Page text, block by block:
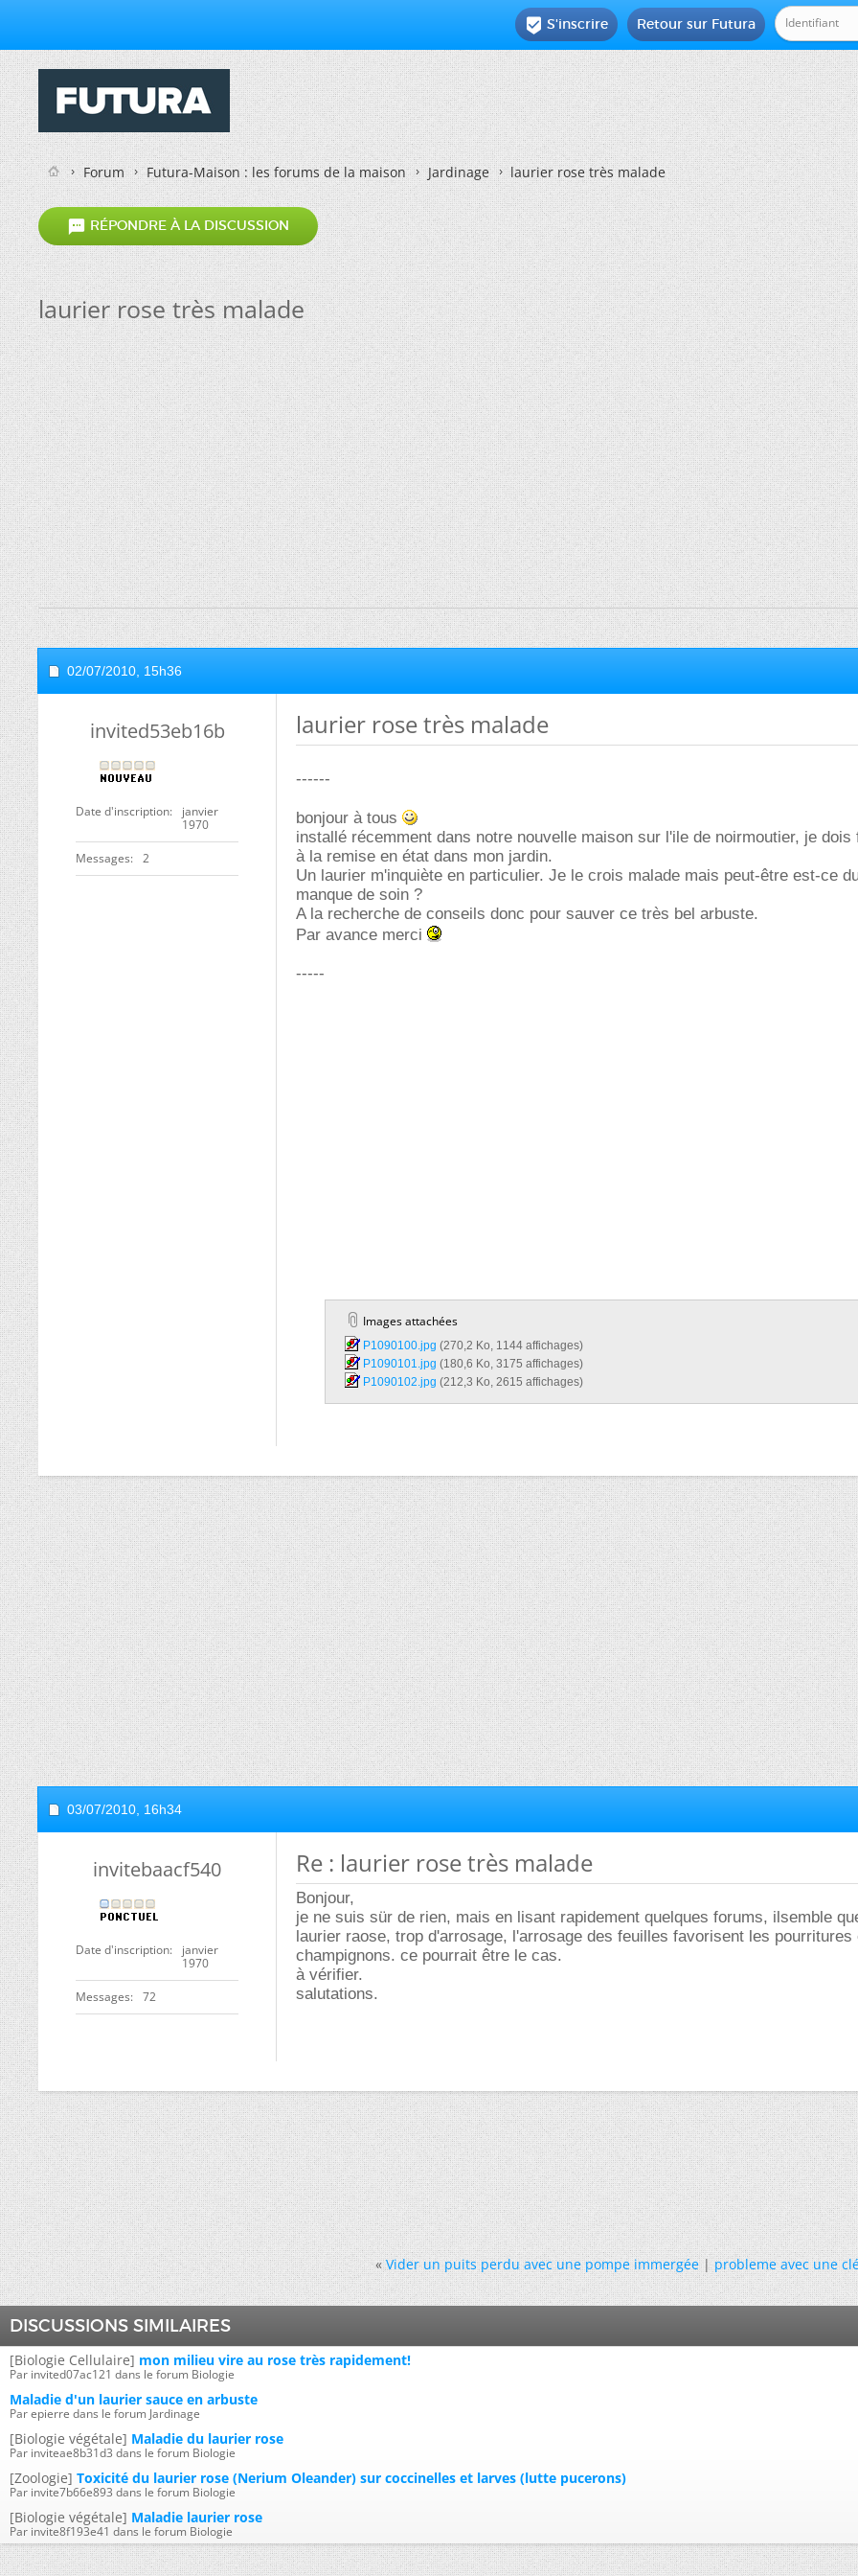
Retour sur Futura
 S'inscrire
Forum Futura-Maison : les forums de la maison Jardinage laurier rose très malade
 RÉPONDRE À LA DISCUSSION
laurier rose très malade
02/07/2010, 15h36
invited53eb16b
Date d'inscription
janvier
1970
Messages 2
laurier rose très malade
------
bonjour à tous
installé récemment dans notre nouvelle maison sur l'ile de noirmoutier, je dois
à la remise en état dans mon jardin.
Un laurier m'inquiète en particulier. Je le crois malade mais peut-être est-ce
manque de soin ?
A la recherche de conseils donc pour sauver ce très bel arbuste.
Par avance merci
-----
Images attachées
P1090100.jpg‎ (270,2 Ko, 1144 affichages)
P1090101.jpg‎ (180,6 Ko, 3175 affichages)
P1090102.jpg‎ (212,3 Ko, 2615 affichages)
03/07/2010, 16h34
invitebaacf540
Date d'inscription
janvier
1970
Messages 72
Re : laurier rose très malade
Bonjour,
je ne suis sür de rien, mais en lisant rapidement quelques forums, ilsemble
laurier raose, trop d'arrosage, l'arrosage des feuilles favorisent les pourritures
champignons. ce pourrait être le cas.
à vérifier.
salutations.
« Vider un puits perdu avec une pompe immergée|probleme avec une
DISCUSSIONS SIMILAIRES
[Biologie Cellulaire] mon milieu vire au rose très rapidement!
Par invited07ac121 dans le forum Biologie
Maladie d'un laurier sauce en arbuste
Par epierre dans le forum Jardinage
[Biologie végétale] Maladie du laurier rose
Par inviteae8b31d3 dans le forum Biologie
[Zoologie] Toxicité du laurier rose (Nerium Oleander) sur coccinelles et larves (lutte pucerons)
Par invite7b66e893 dans le forum Biologie
[Biologie végétale] Maladie laurier rose
Par invite8f193e41 dans le forum Biologie